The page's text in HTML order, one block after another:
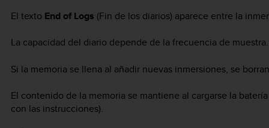
El texto End of Logs (Fin de los diarios) aparece entre la
La capacidad del diario depende de la frecuencia de muestra.
Si la memoria se llena al añadir nuevas inmersiones, se
El contenido de la memoria se mantiene al cargarse la
con las instrucciones).